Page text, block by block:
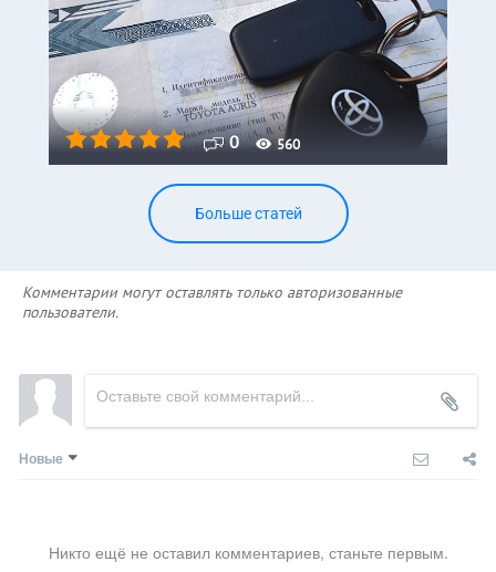
0 560
Больше статей
Комментарии могут оставлять только авторизованные
пользователи.
Новые
Никто ещё не оставил комментариев, станьте первым.